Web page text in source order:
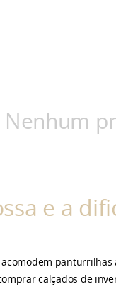
Nenhum
e a
calçados de